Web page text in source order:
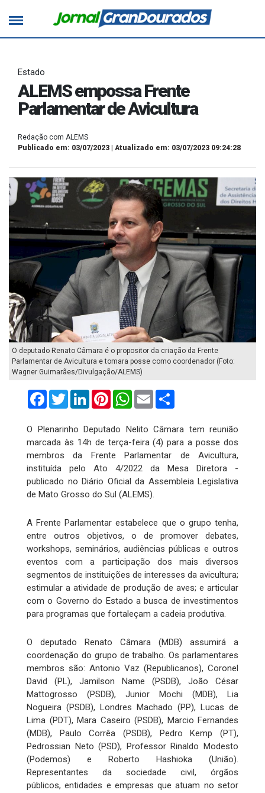
Estado
ALEMS empossa Frente
Parlamentar de Avicultura
Redação com ALEMS
Publicado em: 03/07/2023 | Atualizado em: 03/07/2023 09:24:28
O deputado Renato Câmara é o propositor da criação da Frente
Parlamentar de Avicultura e tomara posse como coordenador (Foto:
Wagner Guimarães/Divulgação/ALEMS)
FacebookTwitterLinkedInPinterestWhatsApp
Email
O Plenarinho Deputado Nelito Câmara tem reunião
marcada às 14h de terça-feira (4) para a posse dos
membros da Frente Parlamentar de Avicultura,
instituída pelo Ato 4/2022 da Mesa Diretora -
publicado no Diário Oficial da Assembleia Legislativa
de Mato Grosso do Sul (ALEMS).
A Frente Parlamentar estabelece que o grupo tenha,
entre outros objetivos, o de promover debates,
workshops, seminários, audiências públicas e outros
eventos com a participação dos mais diversos
segmentos de instituições de interesses da avicultura;
estimular a atividade de produção de aves; e articular
com o Governo do Estado a busca de investimentos
para programas que fortaleçam a cadeia produtiva.
O deputado Renato Câmara (MDB) assumirá a
coordenação do grupo de trabalho. Os parlamentares
membros são: Antonio Vaz (Republicanos), Coronel
David (PL), Jamilson Name (PSDB), João César
Mattogrosso (PSDB), Junior Mochi (MDB), Lia
Nogueira (PSDB), Londres Machado (PP), Lucas de
Lima (PDT), Mara Caseiro (PSDB), Marcio Fernandes
(MDB), Paulo Corrêa (PSDB), Pedro Kemp (PT),
Pedrossian Neto (PSD), Professor Rinaldo Modesto
(Podemos) e Roberto Hashioka (União).
Representantes da sociedade civil, órgãos
públicos, entidades e empresas que atuam no setor